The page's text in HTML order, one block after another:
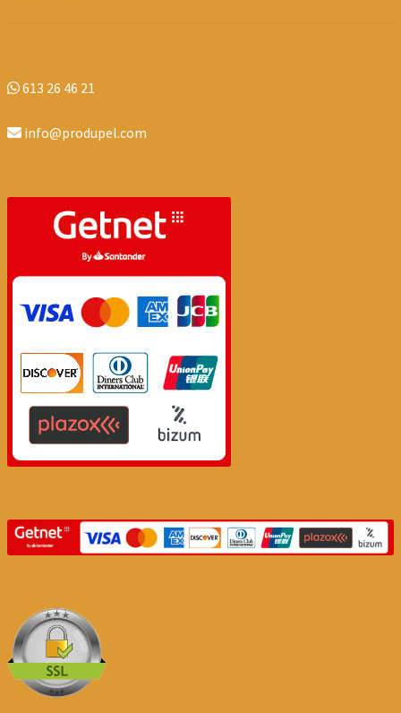
613 26 46 21
info@produpel.com